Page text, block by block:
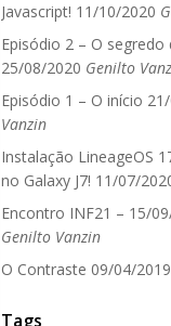
Javascript! 11/10/2020
Episódio 2 – O segredo
25/08/2020 Genilto
Episódio 1 – O início
Vanzin
Instalação LineageOS
no Galaxy J7! 11/07/
Encontro INF21 – 15/
Genilto Vanzin
O Contraste 09/04/2019
Tags